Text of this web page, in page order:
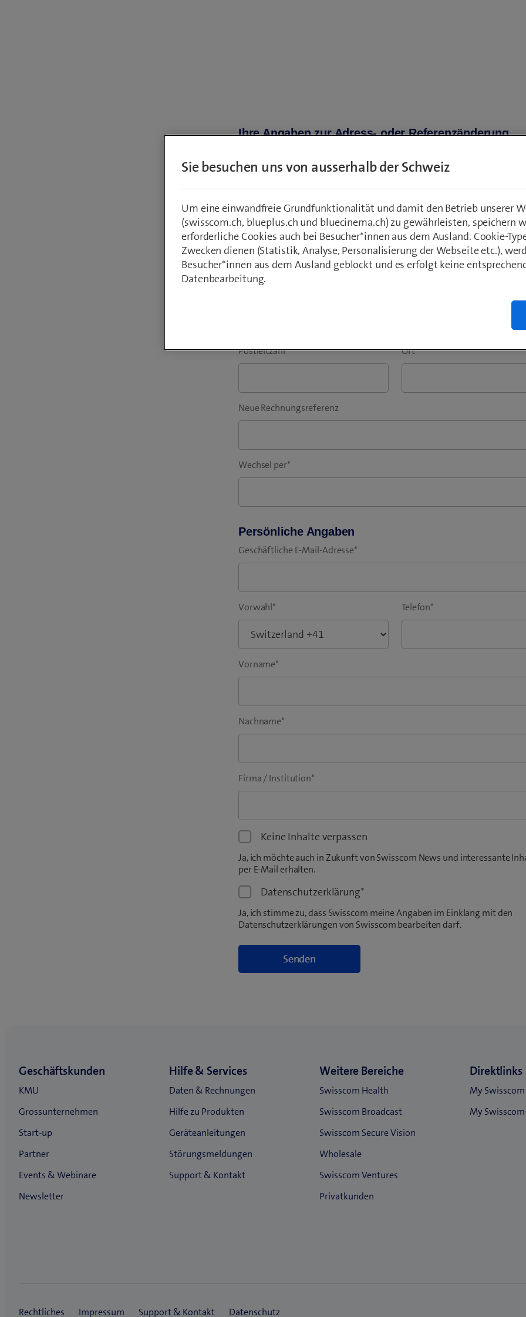
Ihre Angaben zur Adress- oder Referenzänderung
Neue Rechnungsadresse
Strasse*
Postleitzahl* Ort*
Neue Rechnungsreferenz
Wechsel per*
Persönliche Angaben
Geschäftliche E-Mail-Adresse*
Vorwahl* Telefon*
Vorname*
Nachname*
Firma / Institution*
Keine Inhalte verpassen
Ja, ich möchte auch in Zukunft von Swisscom News und interessante
per E-Mail erhalten.
Datenschutzerklärung*
Ja, ich stimme zu, dass Swisscom meine Angaben im Einklang mit den
Datenschutzerklärungen von Swisscom bearbeiten darf.
Sie besuchen uns von ausserhalb der Schweiz
Um eine einwandfreie Grundfunktionalität und damit den Betrieb unserer
(swisscom.ch, blueplus.ch und bluecinema.ch) zu gewährleisten, speichern
erforderliche Cookies auch bei Besucher*innen aus dem Ausland. Cookie-
Zwecken dienen (Statistik, Analyse, Personalisierung der Webseite etc.),
Besucher*innen aus dem Ausland geblockt und es erfolgt keine
Datenbearbeitung.